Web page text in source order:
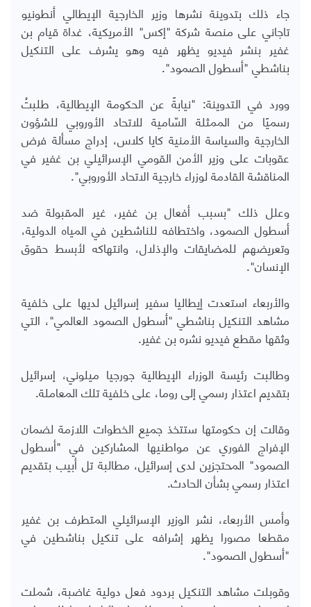
جاء ذلك بتدوينة نشرها وزير الخارجية الإيطالي أنطونيو
تاجاني على منصة شركة "إكس" الأمريكية، غداة قيام بن
غفير بنشر فيديو يظهر فيه وهو يشرف على التنكيل
بناشطي "أسطول الصمود".
وورد في التدوينة: "نيابةً عن الحكومة الإيطالية، طلبتُ
رسميًا من الممثلة السّامية للاتحاد الأوروبي للشؤون
الخارجية والسياسة الأمنية كايا كلاس، إدراج مسألة فرض
عقوبات على وزير الأمن القومي الإسرائيلي بن غفير في
المناقشة القادمة لوزراء خارجية الاتحاد الأوروبي".
وعلل ذلك "بسبب أفعال بن غفير، غير المقبولة ضد
أسطول الصمود، واختطافه للناشطين في المياه الدولية،
وتعريضهم للمضايقات والإذلال، وانتهاكه لأبسط حقوق
الإنسان".
والأربعاء استعدت إيطاليا سفير إسرائيل لديها على خلفية
مشاهد التنكيل بناشطي "أسطول الصمود العالمي"، التي
وثقها مقطع فيديو نشره بن غفير.
وطالبت رئيسة الوزراء الإيطالية جورجيا ميلوني، إسرائيل
بتقديم اعتذار رسمي إلى روما، على خلفية تلك المعاملة.
وقالت إن حكومتها ستتخذ جميع الخطوات اللازمة لضمان
الإفراج الفوري عن مواطنيها المشاركين في "أسطول
الصمود" المحتجزين لدى إسرائيل، مطالبة تل أبيب بتقديم
اعتذار رسمي بشأن الحادث.
وأمس الأربعاء، نشر الوزير الإسرائيلي المتطرف بن غفير
مقطعا مصورا يظهر إشرافه على تنكيل بناشطين في
"أسطول الصمود".
وقوبلت مشاهد التنكيل بردود فعل دولية غاضبة، شملت